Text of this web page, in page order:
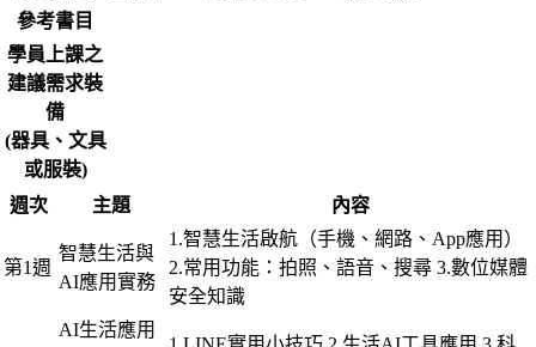
參考書目
學員上課之
建議需求裝
備
(器具、文具
或服裝)
週次
主題 內容
第1週
智慧生活與
AI應用實務
1.智慧生活啟航（手機、網路、App應用）
2.常用功能：拍照、語音、搜尋 3.數位媒體
安全知識
AI生活應用